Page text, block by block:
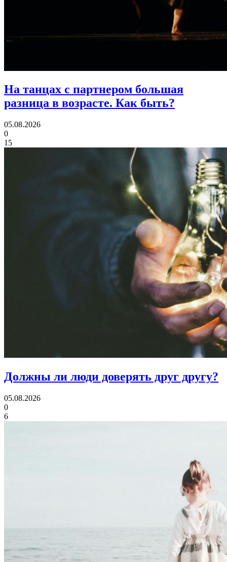
На танцах с партнером большая
разница в возрасте. Как быть?
05.08.2026
0
15
Должны ли люди доверять друг другу?
05.08.2026
0
6